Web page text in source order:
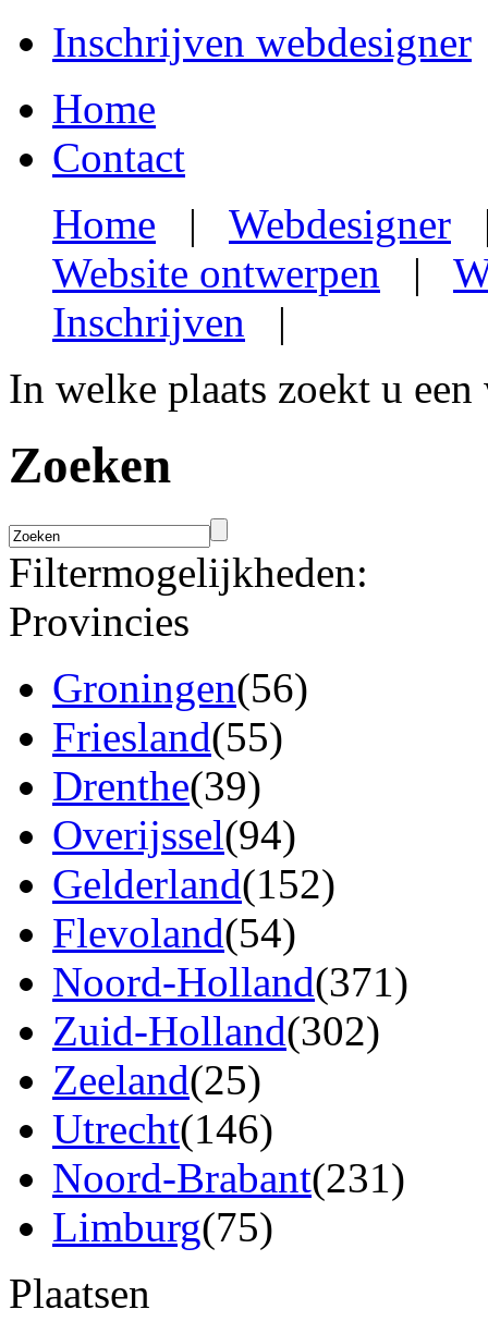
Inschrijven webdesigner
Home
Contact
Home | Webdesigner
Website ontwerpen |
Inschrijven |
In welke plaats zoekt u een
Zoeken
Filtermogelijkheden:
Provincies
Groningen(56)
Friesland(55)
Drenthe(39)
Overijssel(94)
Gelderland(152)
Flevoland(54)
Noord-Holland(371)
Zuid-Holland(302)
Zeeland(25)
Utrecht(146)
Noord-Brabant(231)
Limburg(75)
Plaatsen